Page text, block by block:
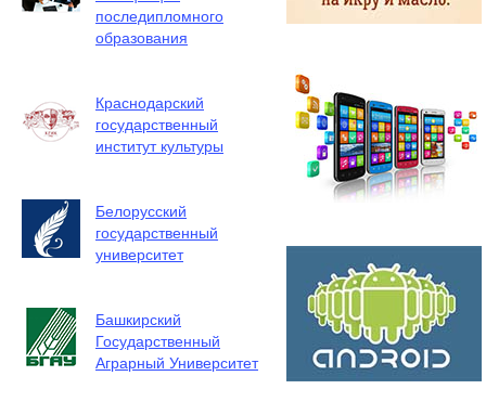
последипломного
образования
Краснодарский
государственный
институт культуры
Белорусский
государственный
университет
Башкирский
Государственный
Аграрный Университет